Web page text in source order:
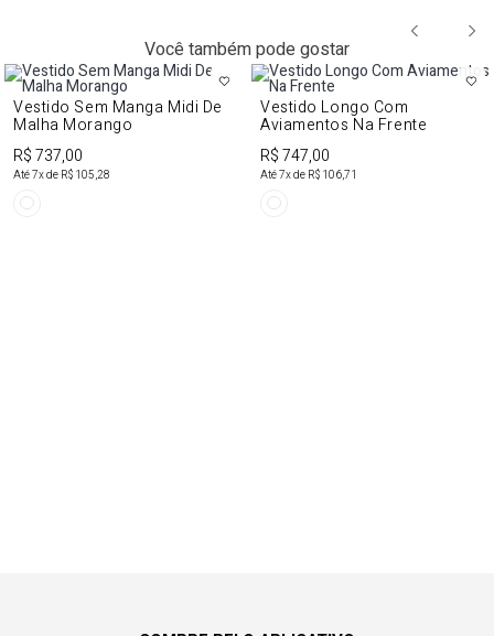
Você também pode gostar
Vestido Sem Manga Midi De
Malha Morango
R$ 737,00
Até7x de R$ 105,28
Vestido Longo Com
Aviamentos Na Frente
R$ 747,00
Até7x de R$ 106,71